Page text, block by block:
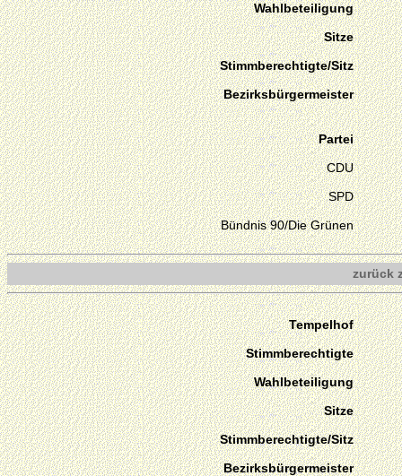
Wahlbeteiligung
Sitze
Stimmberechtigte/Sitz
Bezirksbürgermeister
Partei
CDU
SPD
Bündnis 90/Die Grünen
zurück
Tempelhof
Stimmberechtigte
Wahlbeteiligung
Sitze
Stimmberechtigte/Sitz
Bezirksbürgermeister